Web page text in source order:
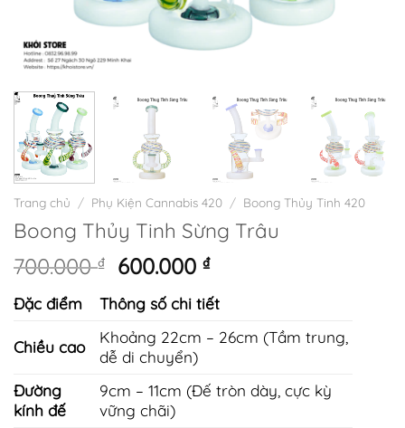
Trang chủ / Phụ Kiện Cannabis 420 / Boong Thủy Tinh 420
Boong Thủy Tinh Sừng Trâu
700.000₫
Giá
là:
700.000 ₫.
600.000₫Giá
tại
là:
600.000 ₫.
Đặc điểm Thông số chi tiết
Chiều cao
Khoảng 22cm – 26cm (Tầm trung,
dễ di chuyển)
Đường
kính đế
9cm – 11cm (Đế tròn dày, cực kỳ
vững chãi)